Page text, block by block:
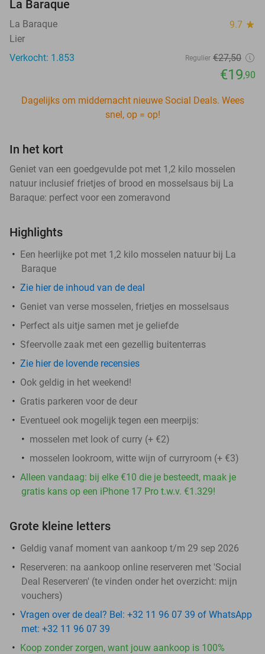
La Baraque
La Baraque 9.7 star
Lier
Verkocht: 1.853
Regulier €27,50
€19,90
Dagelijks om middernacht nieuwe Social Deals. Wees
snel, op = op!
In het kort
Geniet van een goedgevulde pot met 1,2 kilo mosselen
natuur inclusief frietjes of brood en mosselsaus bij La
Baraque: perfect voor een zomeravond
Highlights
Een heerlijke pot met 1,2 kilo mosselen natuur bij La
Baraque
Zie hier de inhoud van de deal
Geniet van verse mosselen, frietjes en mosselsaus
Perfect als uitje samen met je geliefde
Sfeervolle zaak met een gezellig buitenterras
Zie hier de lovende recensies
Ook geldig in het weekend!
Gratis parkeren voor de deur
Eventueel ook mogelijk tegen een meerpijs:
mosselen met look of curry (+ €2)
mosselen lookroom, witte wijn of curryroom (+ €3)
Alleen vandaag: bij elke €10 die je besteedt, maak je
gratis kans op een iPhone 17 Pro t.w.v. €1.329!
Grote kleine letters
Geldig vanaf moment van aankoop t/m 29 sep 2026
Reserveren: na aankoop online reserveren met 'Social
Deal Reserveren' (te vinden onder het overzicht: mijn
vouchers)
Vragen over de deal? Bel: +32 11 96 07 39 of WhatsApp
met: +32 11 96 07 39
Koop zonder zorgen, want jouw aankoop is 100%